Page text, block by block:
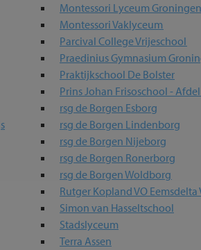
Montessori Lyceum Groningen
Montessori Vaklyceum
Parcival College Vrijeschool
Praedinius Gymnasium
Praktijkschool De Bolster
Prins Johan Frisoschool -
rsg de Borgen Esborg
rsg de Borgen Lindenborg
rsg de Borgen Nijeborg
rsg de Borgen Ronerborg
rsg de Borgen Woldborg
Rutger Kopland VO Eemsdelta
Simon van Hasseltschool
Stadslyceum
Terra Assen